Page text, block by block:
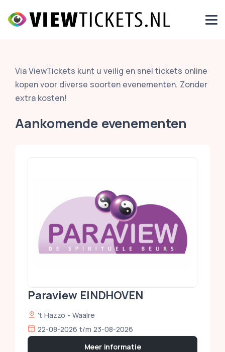
Via ViewTickets kunt u veilig en snel tickets online
kopen voor diverse soorten evenementen. Zonder
extra kosten!
Aankomende evenementen
Paraview EINDHOVEN
't Hazzo - Waalre
22-08-2026 t/m 23-08-2026
Meer informatie